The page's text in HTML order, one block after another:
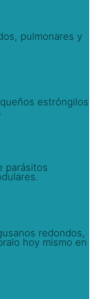
pulmonares y
estróngilos
parásitos
redondos,
hoy mismo en